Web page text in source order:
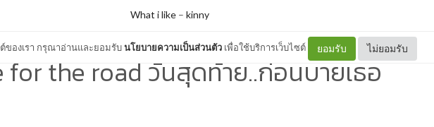
ของเรา กรุณาอ่านและยอมรับนโยบายความเป็นส่วนตัว เพื่อใช้บริการเว็บไซต์ ยอมรับ ไม่ยอมรับ
What i like – kinny
for the road วันสุดท้าย..ก่อนบายเธอ